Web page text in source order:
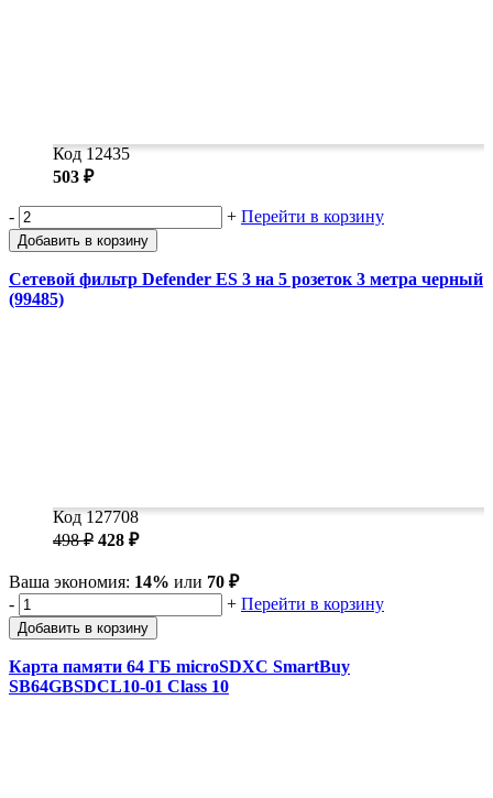
Код 12435
503 ₽
- + Перейти в корзину
Добавить в корзину
Сетевой фильтр Defender ES 3 на 5 розеток 3 метра черный
(99485)
Код 127708
498 ₽ 428 ₽
Ваша экономия: 14% или 70 ₽
-
+ Перейти в корзину
Добавить в корзину
Карта памяти 64 ГБ microSDXC SmartBuy
SB64GBSDCL10-01 Class 10